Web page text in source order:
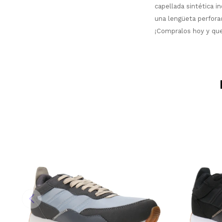
capellada sintética
una lengüeta
¡Compralos hoy y